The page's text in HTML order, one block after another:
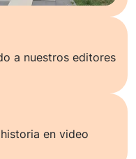
a nuestros editores
en video